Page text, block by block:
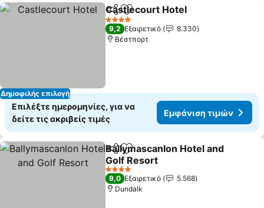
Δημοφιλής επιλογή
Κοινοποίηση
Προσθήκη στα αγαπημένα
Castlecourt Hotel
4 Αστέρια
9,2 Εξαιρετικό
8.330
Βέστπορτ
Επιλέξτε ημερομηνίες, για να
δείτε τις ακριβείς τιμές
Εμφάνιση τιμών
Κοινοποίηση
Προσθήκη στα αγαπημένα
Ballymascanlon Hotel and
Golf Resort
Εμφάνιση τιμών
4 Αστέρια
9,0 Εξαιρετικό
5.568
Dundalk